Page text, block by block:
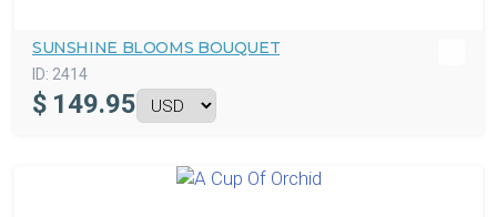
SUNSHINE BLOOMS BOUQUET
ID: 2414
$ 149.95